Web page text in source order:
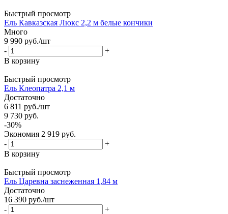
Быстрый просмотр
Ель Кавказская Люкс 2,2 м белые кончики
Много
9 990 руб./шт
-
+
В корзину
Быстрый просмотр
Ель Клеопатра 2,1 м
Достаточно
6 811 руб./шт
9 730 руб.
-30%
Экономия 2 919 руб.
-
+
В корзину
Быстрый просмотр
Ель Царевна заснеженная 1,84 м
Достаточно
16 390 руб./шт
-
+